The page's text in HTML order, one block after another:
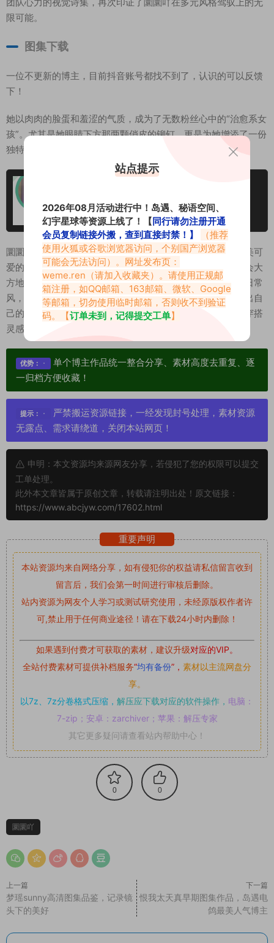
限可能。
图集下载
一位不更新的博主，目前抖音账号都找不到了，认识的可以反馈
下！
她以肉肉的脸蛋和羞涩的气质，成为了无数粉丝心中的“治愈系女
孩”。尤其是她眼睛下方那两颗俏皮的铆钉，更是为她增添了一份
独特的个性和灵动感，每次出镜都能带来不一样的新鲜感。
2025-10-20
圜圜吖在微密圈上的人气一直居高不下，这不仅仅因为她甜美可
爱的外表，更在于她真实自然的分享态度。日常生活中，她会大
方地展示自己的各种服饰穿搭，无论是元气少女风还是简约日常
风，每一套搭配都让人眼前一亮。她懂得用色彩和细节来突出自
己的优点，也乐于和粉丝们交流穿搭心得，成为不少女生的穿搭
灵感来源。
优势：
单个博主作品统一整合分享、素材高度去重复、逐
一归档方便收藏！
提示：
严禁搬运资源链接，一经发现封号处理，素材资源
无露点、需求请绕道，关闭本站网页！
申明：本文资源均来源网友分享，若侵犯了您的权限可以提交
工单处理。
此外本文章皆属于原创文章，转载请注明出处！原文链接：
https://www.abcjyw.com/17602.html
重要声明
本站资源均来自网络分享，如有侵犯你的权益请私信留言收到
留言后，我们会第一时间进行审核后删除。
站内资源为网友个人学习或测试研究使用，未经原版权作者许
可,禁止用于任何商业途径！请在下载24小时内删除！
如果遇到付费才可获取的素材，建议升级对应的VIP。
全站付费素材可提供补档服务“均有备份”， 素材以主流网盘分
享。
以7z、7z分卷格式压缩， 解压应下载对应的软件操作， 电脑：
7-zip；安卓：zarchiver；苹果：解压专家
其它更多疑问请查看站内帮助中心！
0 0
圜圜吖
上一篇
梦瑶sunny高清图集品鉴，记录镜
头下的美好
下一篇
恨我太天真早期图集作品，岛遇电
鸽最美人气博主
站点提示
2026年08月活动进行中！岛遇、秘语空间、
幻宇星球等资源上线了！【同行请勿注册开通
会员复制链接外搬，查到直接封禁！】
（推荐
使用火狐或谷歌浏览器访问，个别国产浏览器
可能会无法访问）。网址发布页：
weme.ren （请加入收藏夹）。请使用正规邮
箱注册，如QQ邮箱、163邮箱、微软、Google
等邮箱，切勿使用临时邮箱，否则收不到验证
码。【订单未到，记得提交工单】